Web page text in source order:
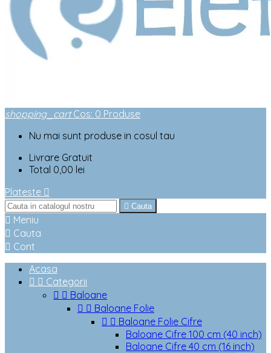
shopping_cart Cos: 0 Produse
Nu mai sunt produse in cosul tau
Livrare Gratuit
Total 0,00 lei
Plateste 
 Cauta
 Meniu
 Cauta
 Cont
Acasa
  Categorii
  Baloane
  Baloane Folie
  Baloane Folie Cifre
Baloane Cifre 100 cm (40 inch)
Baloane Cifre 40 cm (16 inch)